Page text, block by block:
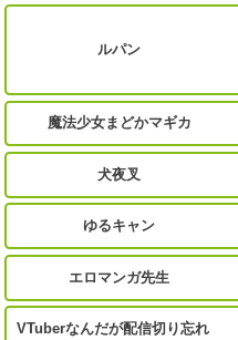
ルパン
魔法少女まどかマギカ
犬夜叉
ゆるキャン
エロマンガ先生
VTuberなんだが配信切り忘れ